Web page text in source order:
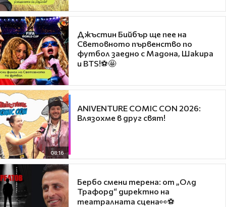
Джъстин Бийбър ще пее на
Световното първенство по
футбол заедно с Мадона, Шакира
и BTS!⚽🤩
08:16
ANIVENTURE COMIC CON 2026:
Влязохме в друг свят!
Бербо смени терена: от „Олд
Трафорд“ директно на
театралната сцена👀⚽